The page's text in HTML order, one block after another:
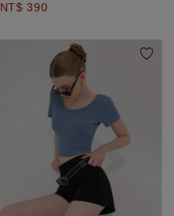
NT$ 390